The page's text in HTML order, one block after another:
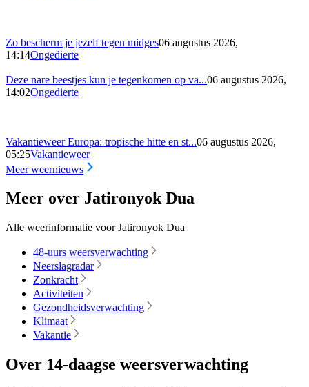
Zo bescherm je jezelf tegen midges06 augustus 2026,
14:14Ongedierte
Deze nare beestjes kun je tegenkomen op va...06 augustus 2026,
14:02Ongedierte
Vakantieweer Europa: tropische hitte en st...06 augustus 2026,
05:25Vakantieweer
Meer weernieuws
Meer over Jatironyok Dua
Alle weerinformatie voor Jatironyok Dua
48-uurs weersverwachting
Neerslagradar
Zonkracht
Activiteiten
Gezondheidsverwachting
Klimaat
Vakantie
Over 14-daagse weersverwachting